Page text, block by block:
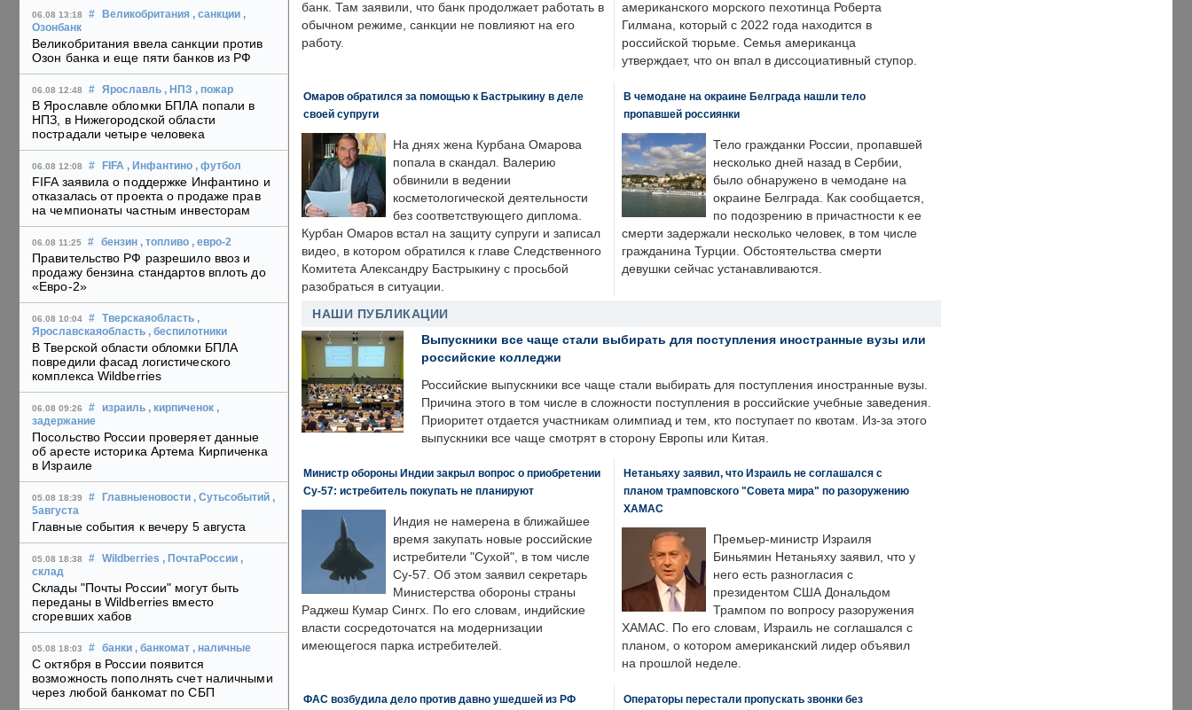
06.08 13:18 # Великобритания , санкции ,
Озонбанк
Великобритания ввела санкции против
Озон банка и еще пяти банков из РФ
06.08 12:48 # Ярославль , НПЗ , пожар
В Ярославле обломки БПЛА попали в
НПЗ, в Нижегородской области
пострадали четыре человека
06.08 12:08 # FIFA , Инфантино , футбол
FIFA заявила о поддержке Инфантино и
отказалась от проекта о продаже прав
на чемпионаты частным инвесторам
06.08 11:25 # бензин , топливо , евро-2
Правительство РФ разрешило ввоз и
продажу бензина стандартов вплоть до
«Евро-2»
06.08 10:04 # Тверскаяобласть ,
Ярославскаяобласть , беспилотники
В Тверской области обломки БПЛА
повредили фасад логистического
комплекса Wildberries
06.08 09:26 # израиль , кирпиченок ,
задержание
Посольство России проверяет данные
об аресте историка Артема Кирпиченка
в Израиле
05.08 18:39 # Главныеновости , Сутьсобытий ,
5августа
Главные события к вечеру 5 августа
05.08 18:38 # Wildberries , ПочтаРоссии ,
склад
Склады "Почты России" могут быть
переданы в Wildberries вместо
сгоревших хабов
05.08 18:03 # банки , банкомат , наличные
С октября в России появится
возможность пополнять счет наличными
через любой банкомат по СБП
банк. Там заявили, что банк продолжает работать в
обычном режиме, санкции не повлияют на его
работу.
американского морского пехотинца Роберта
Гилмана, который с 2022 года находится в
российской тюрьме. Семья американца
утверждает, что он впал в диссоциативный ступор.
Омаров обратился за помощью к Бастрыкину в деле
своей супруги
На днях жена Курбана Омарова
попала в скандал. Валерию
обвинили в ведении
косметологической деятельности
без соответствующего диплома.
Курбан Омаров встал на защиту супруги и записал
видео, в котором обратился к главе Следственного
Комитета Александру Бастрыкину с просьбой
разобраться в ситуации.
В чемодане на окраине Белграда нашли тело
пропавшей россиянки
Тело гражданки России, пропавшей
несколько дней назад в Сербии,
было обнаружено в чемодане на
окраине Белграда. Как сообщается,
по подозрению в причастности к ее
смерти задержали несколько человек, в том числе
гражданина Турции. Обстоятельства смерти
девушки сейчас устанавливаются.
НАШИ ПУБЛИКАЦИИ
Выпускники все чаще стали выбирать для поступления иностранные вузы или
российские колледжи
Российские выпускники все чаще стали выбирать для поступления иностранные вузы.
Причина этого в том числе в сложности поступления в российские учебные заведения.
Приоритет отдается участникам олимпиад и тем, кто поступает по квотам. Из-за этого
выпускники все чаще смотрят в сторону Европы или Китая.
Министр обороны Индии закрыл вопрос о приобретении
Су-57: истребитель покупать не планируют
Индия не намерена в ближайшее
время закупать новые российские
истребители "Сухой", в том числе
Су-57. Об этом заявил секретарь
Министерства обороны страны
Раджеш Кумар Сингх. По его словам, индийские
власти сосредоточатся на модернизации
имеющегося парка истребителей.
Нетаньяху заявил, что Израиль не соглашался с
планом трамповского "Совета мира" по разоружению
ХАМАС
Премьер-министр Израиля
Биньямин Нетаньяху заявил, что у
него есть разногласия с
президентом США Дональдом
Трампом по вопросу разоружения
ХАМАС. По его словам, Израиль не соглашался с
планом, о котором американский лидер объявил
на прошлой неделе.
ФАС возбудила дело против давно ушедшей из РФ
Операторы перестали пропускать звонки без